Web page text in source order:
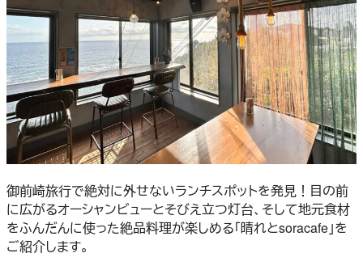
御前崎旅行で絶対に外せないランチスポットを発見！目の前
に広がるオーシャンビューとそびえ立つ灯台、そして地元食材
をふんだんに使った絶品料理が楽しめる「晴れとsoracafe」を
ご紹介します。